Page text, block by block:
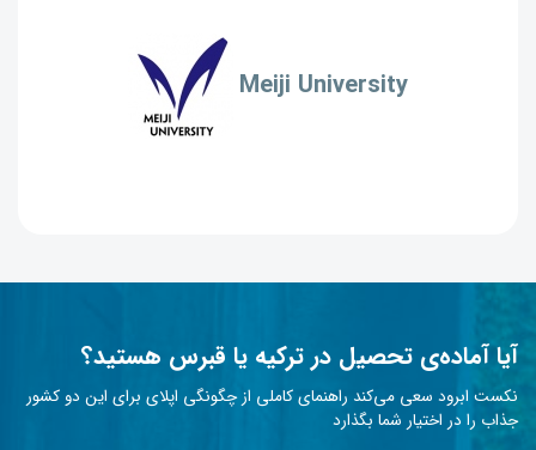
Meiji University
آیا آماده‌ی تحصیل در ترکیه یا قبرس هستید؟
نکست ابرود سعی می‌کند راهنمای کاملی از چگونگی اپلای برای این دو کشور
جذاب را در اختیار شما بگذارد